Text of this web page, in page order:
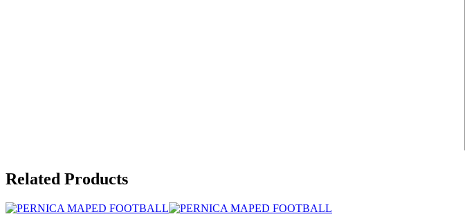
Related Products